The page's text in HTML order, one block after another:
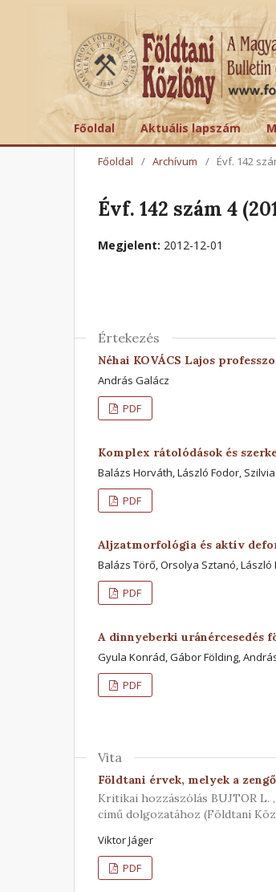
Főoldal Aktuális lapszám
Főoldal / Archívum / Évf. 142
Évf. 142 szám 4
Megjelent: 2012-12-01
Értekezés
Néhai KOVÁCS Lajos
András Galácz
PDF
Komplex rátolódások és
Balázs Horváth, László Fodor,
PDF
Aljzatmorfológia és aktív
Balázs Törő, Orsolya Sztanó, László
PDF
A dinnyeberki uránércesedés
Gyula Konrád, Gábor Földing,
PDF
Vita
Földtani érvek, melyek a
Kritikai hozzászólás BUJTOR
című dolgozatához (Földtani
Viktor Jáger
PDF